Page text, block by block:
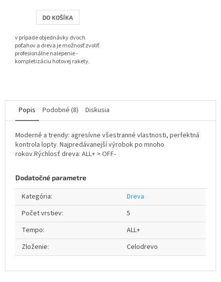
3,8
z
hviezdičiek.
DO KOŠÍKA
v prípade objednávky dvoch
poťahov a dreva je možnosť zvoliť
profesionálne nalepenie -
kompletizáciu hotovej rakety.
Popis Podobné (8) Diskusia
Moderné a trendy: agresívne všestranné vlastnosti, perfektná
kontrola lopty. Najpredávanejší výrobok po mnoho
rokov.Rýchlosť dreva: ALL+ > OFF-
Dodatočné parametre
Kategória:
Dreva
Počet vrstiev:
5
Tempo:
ALL+
Zloženie: Celodrevo